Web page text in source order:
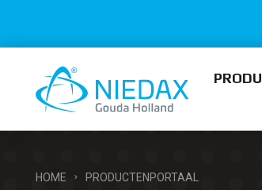
HOME PRODUCTENPORTAAL